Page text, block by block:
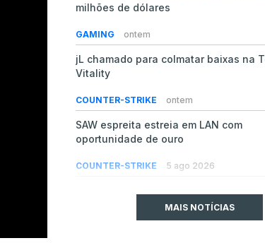
milhões de dólares
GAMING ontem
jL chamado para colmatar baixas na
Vitality
COUNTER-STRIKE ontem
SAW espreita estreia em LAN com
oportunidade de ouro
COUNTER-STRIKE 5 ago 2026
do Counter-Strike 2MAIS NOTÍCIAS